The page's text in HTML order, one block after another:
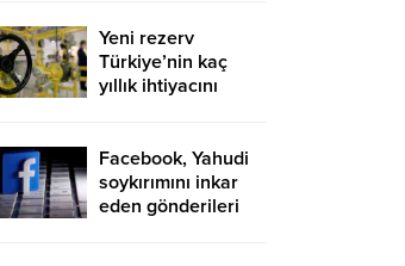
Yeni rezerv
Türkiye’nin kaç
yıllık ihtiyacını
Facebook, Yahudi
soykırımını inkar
eden gönderileri